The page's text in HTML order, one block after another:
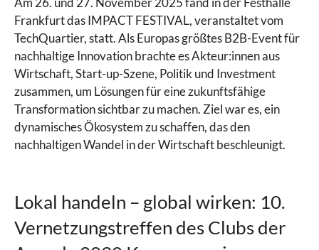
Frankfurt das IMPACT FESTIVAL, veranstaltet vom
TechQuartier, statt. Als Europas größtes B2B-Event für
nachhaltige Innovation brachte es Akteur:innen aus
Wirtschaft, Start-up-Szene, Politik und Investment
zusammen, um Lösungen für eine zukunftsfähige
Transformation sichtbar zu machen. Ziel war es, ein
dynamisches Ökosystem zu schaffen, das den
nachhaltigen Wandel in der Wirtschaft beschleunigt.
Lokal handeln – global wirken: 10.
Vernetzungstreffen des Clubs der